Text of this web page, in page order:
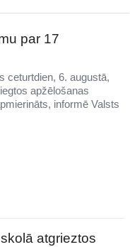
par 17
ceturtdien, 6. augustā,
apžēlošanas
informē Valsts
atgrieztos